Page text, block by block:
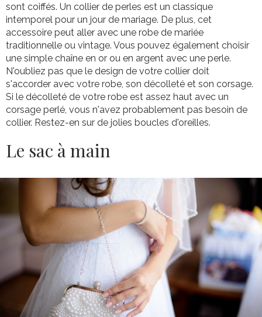
sont coiffés. Un collier de perles est un classique
intemporel pour un jour de mariage. De plus, cet
accessoire peut aller avec une robe de mariée
traditionnelle ou vintage. Vous pouvez également choisir
une simple chaîne en or ou en argent avec une perle.
N'oubliez pas que le design de votre collier doit
s'accorder avec votre robe, son décolleté et son corsage.
Si le décolleté de votre robe est assez haut avec un
corsage perlé, vous n'avez probablement pas besoin de
collier. Restez-en sur de jolies boucles d'oreilles.
Le sac à main